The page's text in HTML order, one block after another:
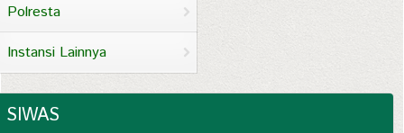
Polresta
Instansi Lainnya
SIWAS